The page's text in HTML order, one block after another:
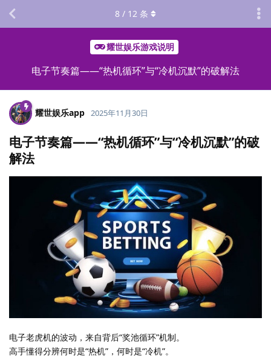
耀世娱乐游戏说明
电子节奏篇——“热机循环”与“冷机沉默”的破解法
8 / 12 条
耀世娱乐app 2025年11月30日
电子节奏篇——“热机循环”与“冷机沉默”的破
解法
电子老虎机的波动，来自背后“奖池循环”机制。
高手懂得分辨何时是“热机”，何时是“冷机”。